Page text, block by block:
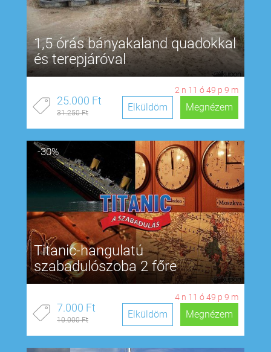
1,5 órás bányakaland quadokkal
és terepjáróval
2 n 11 ó49 p 8 m
25.000 Ft
31.250 Ft Megnézem
Elküldöm
-30%
Titanic-hangulatú
szabadulószoba 2 főre
4 n 11 ó49 p 8 m
7.000 Ft
10.000 Ft Megnézem
Elküldöm